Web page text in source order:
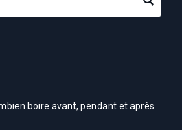
boire avant, pendant et après